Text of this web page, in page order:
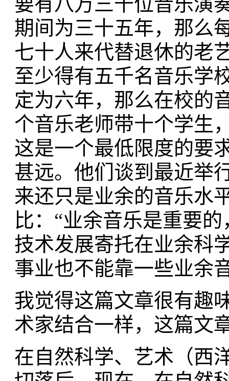
期间为三十五年，那么
七十人来代替退休的老
至少得有五千名音乐学
定为六年，那么在校的
个音乐老师带十个学生
这是一个最低限度的要
甚远。他们谈到最近举
来还只是业余的音乐水
比：“业余音乐是重要
技术发展寄托在业余科
事业也不能靠一些业余
我觉得这篇文章很有趣
术家结合一样，这篇文
在自然科学、艺术（西